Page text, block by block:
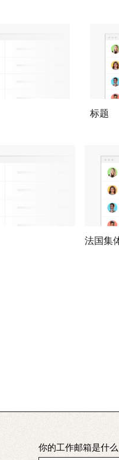
标题
法国集
你的工作邮箱是什么